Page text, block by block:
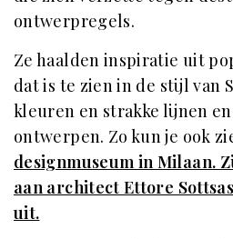
ontwerpregels.
Ze haalden inspiratie uit
dat is te zien in de stijl van
kleuren en strakke lijnen
ontwerpen. Zo kun je ook
designmuseum in Milaan.
aan architect Ettore
uit.